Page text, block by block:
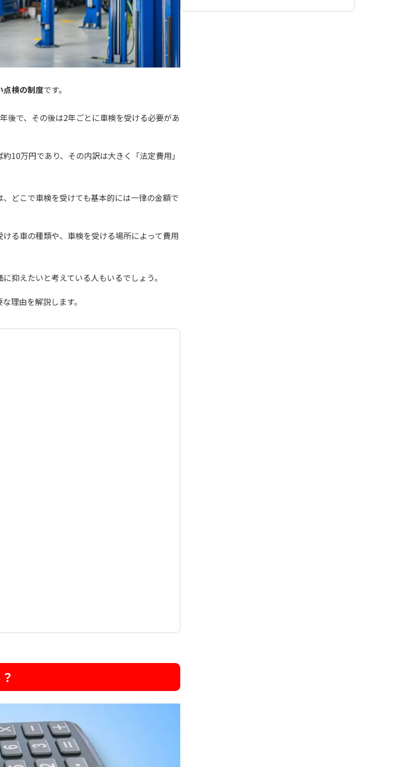
点検の制度です。
後で、その後は2年ごとに車検を受ける必要があ
10万円であり、その内訳は大きく「法定費用」
どこで車検を受けても基本的には一律の金額で
る車の種類や、車検を受ける場所によって費用
抑えたいと考えている人もいるでしょう。
理由を解説します。